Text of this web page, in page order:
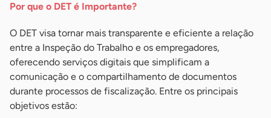
Por que o DET é Importante?
O DET visa tornar mais transparente e eficiente a relação
entre a Inspeção do Trabalho e os empregadores,
oferecendo serviços digitais que simplificam a
comunicação e o compartilhamento de documentos
durante processos de fiscalização. Entre os principais
objetivos estão: